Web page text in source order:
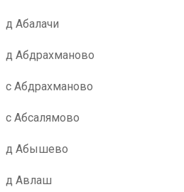
д Абалачи
д Абдрахманово
с Абдрахманово
с Абсалямово
д Абышево
д Авлаш